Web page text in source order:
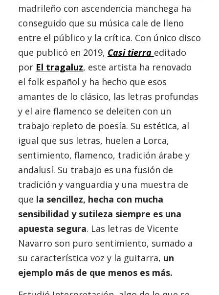
madrileño con ascendencia manchega ha
conseguido que su música cale de lleno
entre el público y la crítica. Con único disco
que publicó en 2019, Casi tierra editado
por El tragaluz, este artista ha renovado
el folk español y ha hecho que esos
amantes de lo clásico, las letras profundas
y el aire flamenco se deleiten con un
trabajo repleto de poesía. Su estética, al
igual que sus letras, huelen a Lorca,
sentimiento, flamenco, tradición árabe y
andalusí. Su trabajo es una fusión de
tradición y vanguardia y una muestra de
que la sencillez, hecha con mucha
sensibilidad y sutileza siempre es una
apuesta segura. Las letras de Vicente
Navarro son puro sentimiento, sumado a
su característica voz y la guitarra, un
ejemplo más de que menos es más.